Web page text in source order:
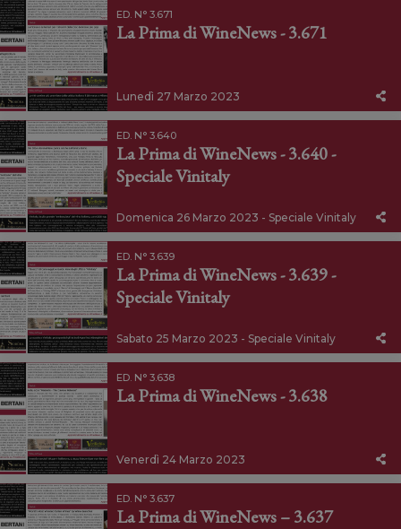
ED. N° 3.671
La Prima di WineNews - 3.671
Lunedì 27 Marzo 2023
ED. N° 3.640
La Prima di WineNews - 3.640 -
Speciale Vinitaly
Domenica 26 Marzo 2023 - Speciale Vinitaly
ED. N° 3.639
La Prima di WineNews - 3.639 -
Speciale Vinitaly
Sabato 25 Marzo 2023 - Speciale Vinitaly
ED. N° 3.638
La Prima di WineNews - 3.638
Venerdì 24 Marzo 2023
ED. N° 3.637
La Prima di WineNews – 3.637